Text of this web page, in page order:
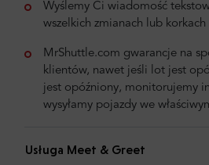
Wyślemy Ci wiadomość
wszelkich zmianach lub korkach
MrShuttle.com gwarancje na
klientów, nawet jeśli lot jest
jest opóźniony, monitorujemy
wysyłamy pojazdy we
Usługa Meet & Greet